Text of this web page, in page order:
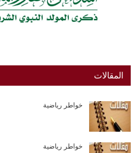
المقالات
خواطر رياضية
خواطر رياضية